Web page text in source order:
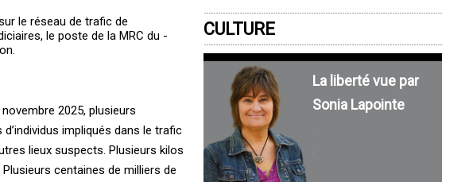
le réseau de trafic de
le poste de la ­MRC du
2025, plusieurs
impliqués dans le trafic
lieux suspects. Plusieurs kilos
centaines de milliers de
CULTURE
La liberté vue par
Sonia Lapointe